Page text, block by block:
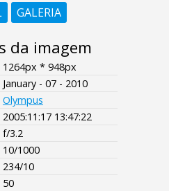
GALERIA
da imagem
1264px * 948px
January - 07 - 2010
Olympus
2005:11:17 13:47:22
f/3.2
10/1000
234/10
50